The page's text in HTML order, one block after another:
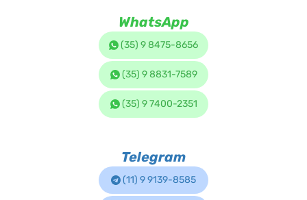
WhatsApp
(35) 9 8475-8656
(35) 9 8831-7589
(35) 9 7400-2351
Telegram
(11) 9 9139-8585